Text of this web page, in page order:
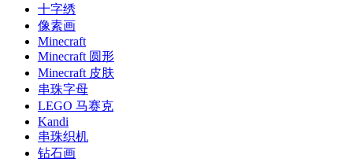
十字绣
像素画
Minecraft
Minecraft 圆形
Minecraft 皮肤
串珠字母
LEGO 马赛克
Kandi
串珠织机
钻石画